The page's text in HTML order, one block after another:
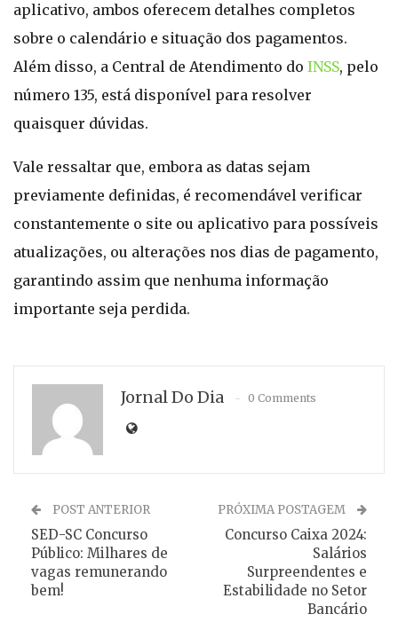
aplicativo, ambos oferecem detalhes completos
sobre o calendário e situação dos pagamentos.
Além disso, a Central de Atendimento do INSS, pelo
número 135, está disponível para resolver
quaisquer dúvidas.
Vale ressaltar que, embora as datas sejam
previamente definidas, é recomendável verificar
constantemente o site ou aplicativo para possíveis
atualizações, ou alterações nos dias de pagamento,
garantindo assim que nenhuma informação
importante seja perdida.
Jornal Do Dia 0 Comments
POST ANTERIOR
SED-SC Concurso
Público: Milhares de
vagas remunerando
bem!
PRÓXIMA POSTAGEM
Concurso Caixa 2024:
Salários
Surpreendentes e
Estabilidade no Setor
Bancário